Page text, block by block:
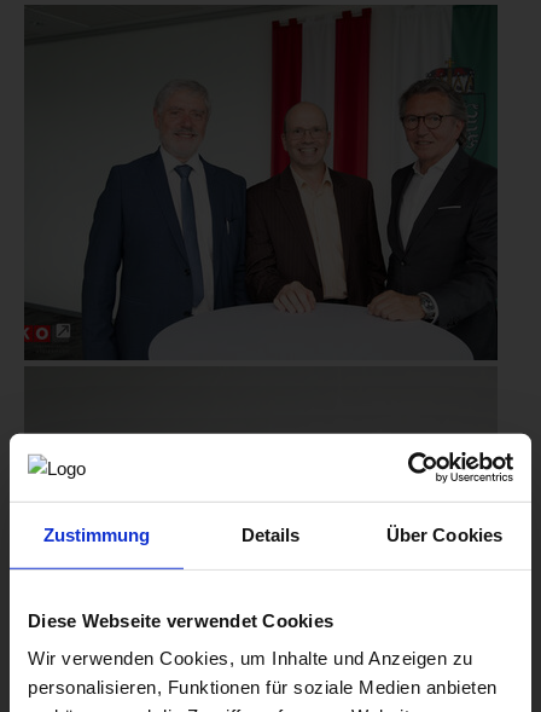
Zustimmung Details Über Cookies
Diese Webseite verwendet Cookies
Wir verwenden Cookies, um Inhalte und Anzeigen zu
personalisieren, Funktionen für soziale Medien anbieten